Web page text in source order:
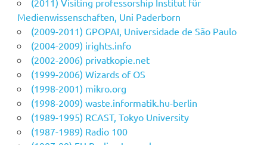
Medienwissenschaften, Uni Paderborn
(2009-2011) GPOPAI, Universidade de São Paulo
(2004-2009) irights.info
(2002-2006) privatkopie.net
(1999-2006) Wizards of OS
(1998-2001) mikro.org
(1998-2009) waste.informatik.hu-berlin
(1989-1995) RCAST, Tokyo University
(1987-1989) Radio 100